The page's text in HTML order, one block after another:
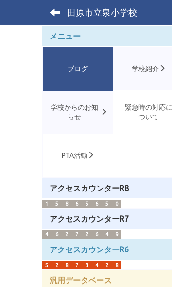
田原市立泉小学校
メニュー
ブログ 学校紹介
学校からのお知
らせ
緊急時の対応に
ついて
PTA活動
アクセスカウンターR8
1 5 8 6 5 6 5 0
アクセスカウンターR7
4 6 2 7 2 6 4 9
アクセスカウンターR6
5 2 8 7 3 4 2 8
汎用データベース